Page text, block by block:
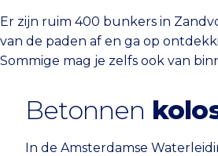
Er zijn ruim 400 bunkers in
van de paden af en ga op
Sommige mag je zelfs ook van
Betonnen
In de Amsterdamse